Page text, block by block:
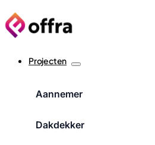
Projecten
Aannemer
Dakdekker